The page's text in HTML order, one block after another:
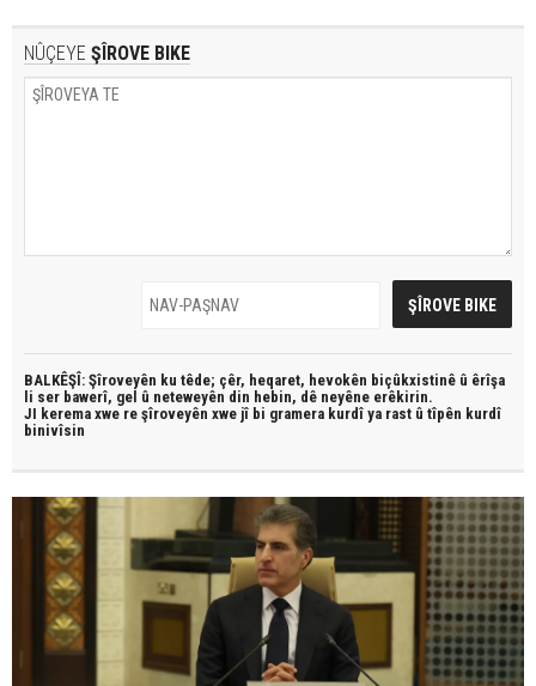
NÛÇEYE ŞÎROVE BIKE
BALKÊŞÎ: Şîroveyên ku têde; çêr, heqaret, hevokên biçûkxistinê û êrîşa
li ser bawerî, gel û neteweyên din hebin, dê neyêne erêkirin.
JI kerema xwe re şîroveyên xwe jî bi gramera kurdî ya rast û tîpên kurdî
binivîsin